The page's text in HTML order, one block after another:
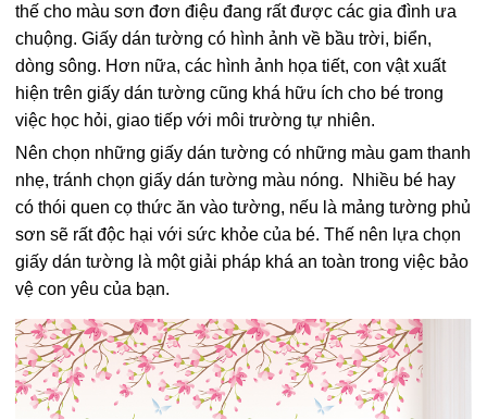
thế cho màu sơn đơn điệu đang rất được các gia đình ưa
chuộng. Giấy dán tường có hình ảnh về bầu trời, biển,
dòng sông. Hơn nữa, các hình ảnh họa tiết, con vật xuất
hiện trên giấy dán tường cũng khá hữu ích cho bé trong
việc học hỏi, giao tiếp với môi trường tự nhiên.
Nên chọn những giấy dán tường có những màu gam thanh
nhẹ, tránh chọn giấy dán tường màu nóng. Nhiều bé hay
có thói quen cọ thức ăn vào tường, nếu là mảng tường phủ
sơn sẽ rất độc hại với sức khỏe của bé. Thế nên lựa chọn
giấy dán tường là một giải pháp khá an toàn trong việc bảo
vệ con yêu của bạn.